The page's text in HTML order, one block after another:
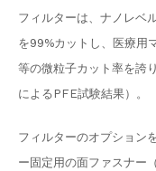
フィルターは、ナノレベ
を99%カットし、医療用
等の微粒子カット率を誇
によるPFE試験結果）。
フィルターのオプション
ー固定用の面ファスナー